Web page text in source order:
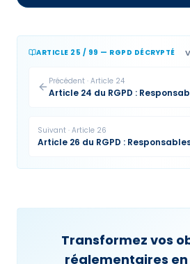
ARTICLE 25 / 99 — RGPD DÉCRYPTÉ
Précédent · Article 24
Article 24 du RGPD :
Suivant · Article 26
Article 26 du RGPD :
Transformez vos
réglementaires